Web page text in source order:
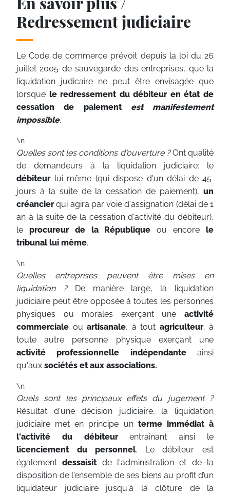
Redressement judiciaire
Le Code de commerce prévoit depuis la loi du 26
juillet 2005 de sauvegarde des entreprises, que la
liquidation judicaire ne peut être envisagée que
lorsque le redressement du débiteur en état de
cessation de paiement est manifestement
impossible.
\n
Quelles sont les conditions d'ouverture ?Ont qualité
de demandeurs à la liquidation judiciaire: le
débiteurlui même (qui dispose d'un délai de 45
jours à la suite de la cessation de paiement), un
créancierqui agira par voie d'assignation (délai de 1
an à la suite de la cessation d'activité du débiteur),
le procureur de la République ou encorele
tribunal lui même.
\n
Quelles entreprises peuvent être mises en
liquidation ?De manière large, la liquidation
judiciaire peut être opposée à toutes les personnes
physiques ou morales exerçant une activité
commerciale ou artisanale, à tout agriculteur, à
toute autre personne physique exerçant une
activité professionnelle indépendanteainsi
qu'aux sociétés et aux associations.
\n
Quels sont les principaux effets du jugement ?
Résultat d'une décision judiciaire, la liquidation
judiciaire met en principe un terme immédiat à
l'activité du débiteurentrainant ainsi le
licenciement du personnel. Le débiteur est
égalementdessaisit de l'administration et de la
disposition de l'ensemble de ses biens au profit d’un
liquidateur judiciaire jusqu'à la clôture de la